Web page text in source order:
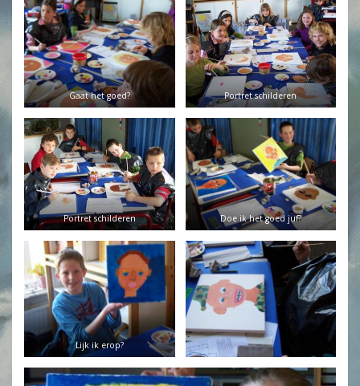
Gaat het goed? Portret schilderen
Portret schilderen Doe ik het goed juf?
Lijk ik erop?